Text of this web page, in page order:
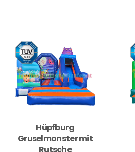
Hüpfburg
Gruselmonster mit
Rutsche